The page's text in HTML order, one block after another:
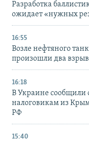
Разработка
ожидает «нужных
16:55
Возле нефтяного
произошли два
16:18
В Украине сообщили
налоговикам из
РФ
15:40